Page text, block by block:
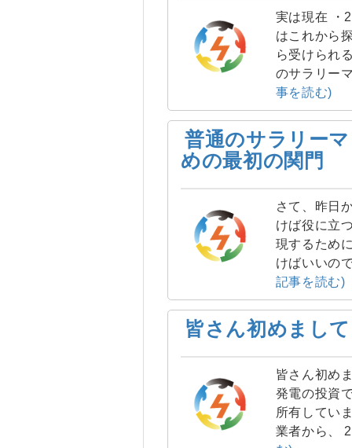
実は現在 ・
はこれから
ら受けられ
のサラリー
事を読む)
普通のサラリー
めの最初の関門
さて、昨日
けば役に立
現するため
けばいいの
記事を読む)
皆さん初めまし
皆さん初め
発電の投資
所有してい
業者から、